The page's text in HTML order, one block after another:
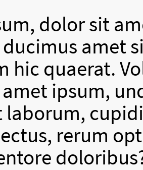
dolor sit
amet
hic quaerat.
ipsum,
laborum,
rerum